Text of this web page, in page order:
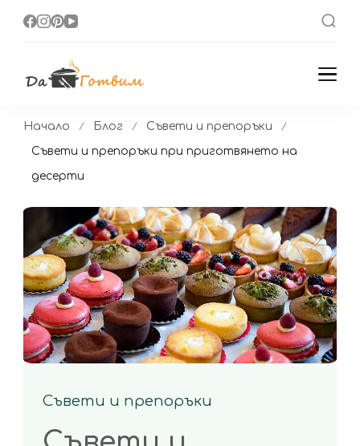
Начало Блог Съвети и препоръки
Съвети и препоръки при приготвянето на
десерти
Съвети и препоръки